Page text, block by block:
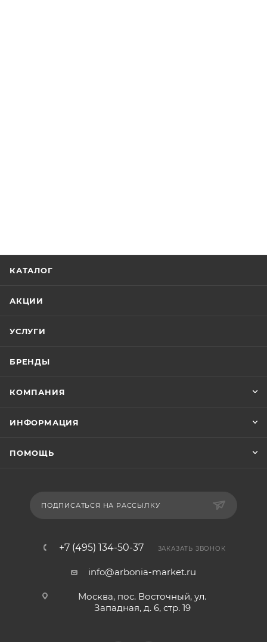
КАТАЛОГ
АКЦИИ
УСЛУГИ
БРЕНДЫ
КОМПАНИЯ
ИНФОРМАЦИЯ
ПОМОЩЬ
ПОДПИСАТЬСЯ НА РАССЫЛКУ
+7 (495) 134-50-37 ЗАКАЗАТЬ ЗВОНОК
info@arbonia-market.ru
Москва, пос. Восточный, ул.
Западная, д. 6, стр. 19